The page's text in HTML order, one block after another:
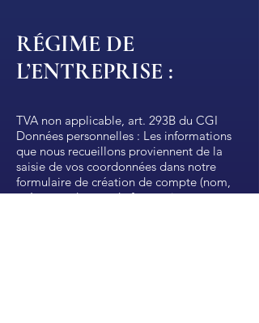
RÉGIME DE
L’ENTREPRISE :​
TVA non applicable, art. 293B du CGI
Données personnelles : Les informations
que nous recueillons proviennent de la
saisie de vos coordonnées dans notre
formulaire de création de compte (nom,
prénom, adresses de facturation et